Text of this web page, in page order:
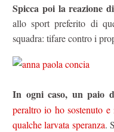
Spicca poi la reazione
allo sport preferito di
squadra: tifare contro i
In ogni caso, un paio
peraltro io ho sostenuto
qualche larvata speranza.